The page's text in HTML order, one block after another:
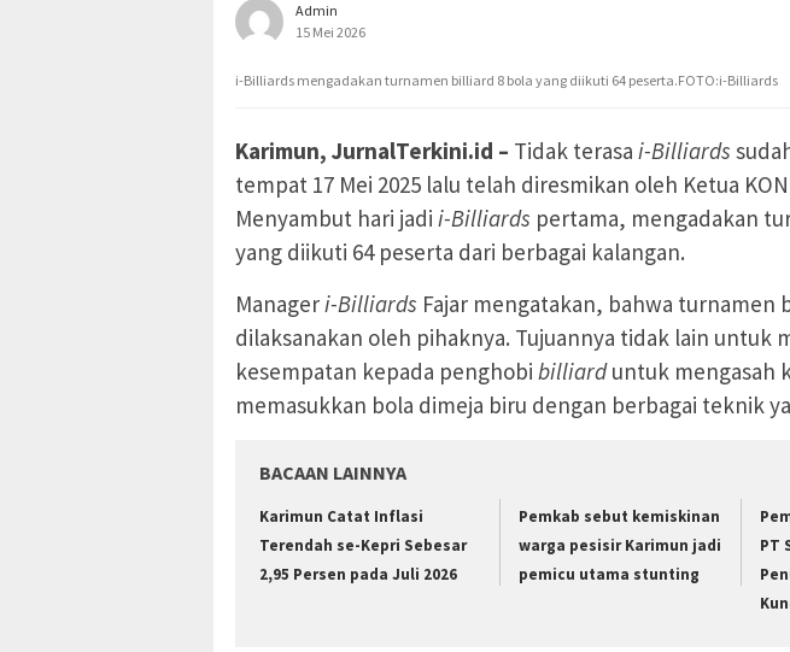
Admin
15 Mei 2026
i-Billiards mengadakan turnamen billiard 8 bola yang diikuti 64 peserta.FOTO:i-Billiards
Karimun, JurnalTerkini.id – Tidak terasa i-Billiards
tempat 17 Mei 2025 lalu telah diresmikan oleh Ketua
Menyambut hari jadi i-Billiards pertama, mengadakan
yang diikuti 64 peserta dari berbagai kalangan.
Manageri-Billiards Fajar mengatakan, bahwa turnamen
dilaksanakan oleh pihaknya. Tujuannya tidak lain untuk
kesempatan kepada penghobi billiarduntuk mengasah
memasukkan bola dimeja biru dengan berbagai teknik
BACAAN LAINNYA
Karimun Catat Inflasi
Terendah se-Kepri Sebesar
2,95 Persen pada Juli 2026
Pemkab sebut kemiskinan
warga pesisir Karimun jadi
pemicu utama stunting
PT